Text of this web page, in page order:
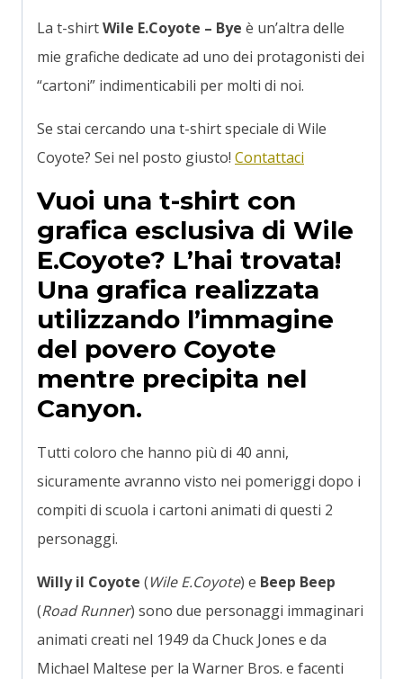
La t-shirtWile E.Coyote – Bye è un’altra delle
mie grafiche dedicate ad uno dei protagonisti dei
“cartoni” indimenticabili per molti di noi.
Se stai cercando una t-shirt speciale di Wile
Coyote? Sei nel posto giusto! Contattaci
Vuoi una t-shirt con
grafica esclusiva di Wile
E.Coyote? L’hai trovata!
Una grafica realizzata
utilizzando l’immagine
del povero Coyote
mentre precipita nel
Canyon.
Tutti coloro che hanno più di 40 anni,
sicuramente avranno visto nei pomeriggi dopo i
compiti di scuola i cartoni animati di questi 2
personaggi.
Willy il Coyote (Wile E.Coyote) e Beep Beep
(Road Runner) sono due personaggi immaginari
animati creati nel 1949 da Chuck Jones e da
Michael Maltese per la Warner Bros. e facenti